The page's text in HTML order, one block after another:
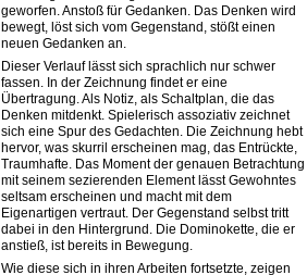
geworfen. Anstoß für Gedanken. Das Denken wird
bewegt, löst sich vom Gegenstand, stößt einen
neuen Gedanken an.
Dieser Verlauf lässt sich sprachlich nur schwer
fassen. In der Zeichnung findet er eine
Übertragung. Als Notiz, als Schaltplan, die das
Denken mitdenkt. Spielerisch assoziativ zeichnet
sich eine Spur des Gedachten. Die Zeichnung hebt
hervor, was skurril erscheinen mag, das Entrückte,
Traumhafte. Das Moment der genauen Betrachtung
mit seinem sezierenden Element lässt Gewohntes
seltsam erscheinen und macht mit dem
Eigenartigen vertraut. Der Gegenstand selbst tritt
dabei in den Hintergrund. Die Dominokette, die er
anstieß, ist bereits in Bewegung.
Wie diese sich in ihren Arbeiten fortsetzte, zeigen